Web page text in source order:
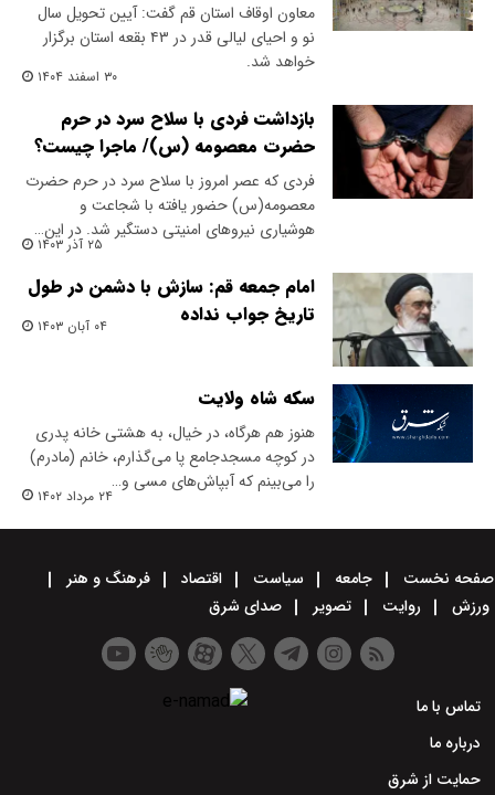
معاون اوقاف استان قم گفت: آیین تحویل سال
نو و احیای لیالی قدر در ۴۳ بقعه استان برگزار
خواهد شد.
۳۰ اسفند ۱۴۰۴
بازداشت فردی با سلاح سرد در حرم
حضرت معصومه (س)/ ماجرا چیست؟
فردی که عصر امروز با سلاح سرد در حرم حضرت
معصومه(س) حضور یافته با شجاعت و
هوشیاری نیروهای امنیتی دستگیر شد. در این…
۲۵ آذر ۱۴۰۳
امام جمعه قم: سازش با دشمن در طول
تاریخ جواب نداده
۰۴ آبان ۱۴۰۳
سکه شاه ولایت
هنوز هم هرگاه، در خیال، به هشتی خانه پدری
در کوچه مسجدجامع پا می‌گذارم، خانم (مادرم)
را می‌بینم که آبپاش‌های مسی و…
۲۴ مرداد ۱۴۰۲
صفحه نخست جامعه سیاست اقتصاد
فرهنگ و هنر
ورزش
روایت تصویر صدای شرق
تماس با ما
درباره ما
حمایت از شرق